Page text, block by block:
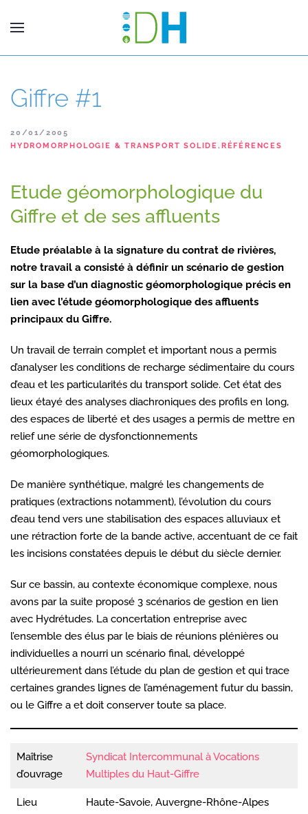
Giffre #1
20/01/2005
HYDROMORPHOLOGIE & TRANSPORT SOLIDE, RÉFÉRENCES
Etude géomorphologique du
Giffre et de ses affluents
Etude préalable à la signature du contrat de rivières,
notre travail a consisté à définir un scénario de gestion
sur la base d’un diagnostic géomorphologique précis en
lien avec l’étude géomorphologique des affluents
principaux du Giffre.
Un travail de terrain complet et important nous a permis
d’analyser les conditions de recharge sédimentaire du cours
d’eau et les particularités du transport solide. Cet état des
lieux étayé des analyses diachroniques des profils en long,
des espaces de liberté et des usages a permis de mettre en
relief une série de dysfonctionnements
géomorphologiques.
De manière synthétique, malgré les changements de
pratiques (extractions notamment), l’évolution du cours
d’eau tend vers une stabilisation des espaces alluviaux et
une rétraction forte de la bande active, accentuant de ce fait
les incisions constatées depuis le début du siècle dernier.
Sur ce bassin, au contexte économique complexe, nous
avons par la suite proposé 3 scénarios de gestion en lien
avec Hydrétudes. La concertation entreprise avec
l’ensemble des élus par le biais de réunions plénières ou
individuelles a nourri un scénario final, développé
ultérieurement dans l’étude du plan de gestion et qui trace
certaines grandes lignes de l’aménagement futur du bassin,
ou le Giffre a et doit conserver toute sa place.
Maîtrise
d’ouvrage
Syndicat Intercommunal à Vocations
Multiples du Haut-Giffre
Lieu Haute-Savoie, Auvergne-Rhône-Alpes